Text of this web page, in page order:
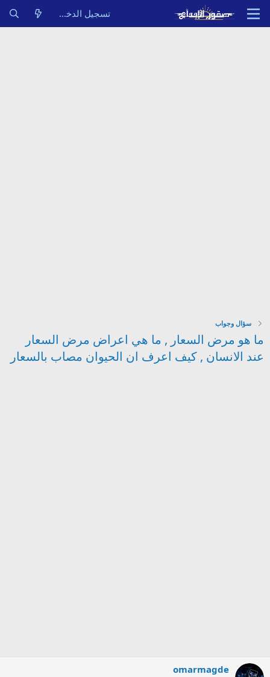
تسجيل الدخول
سؤال وجواب
ما هو مرض السعار , ما هي اعراض مرض السعار
عند الانسان , كيف اعرف ان الحيوان مصاب بالسعار
omarmagde